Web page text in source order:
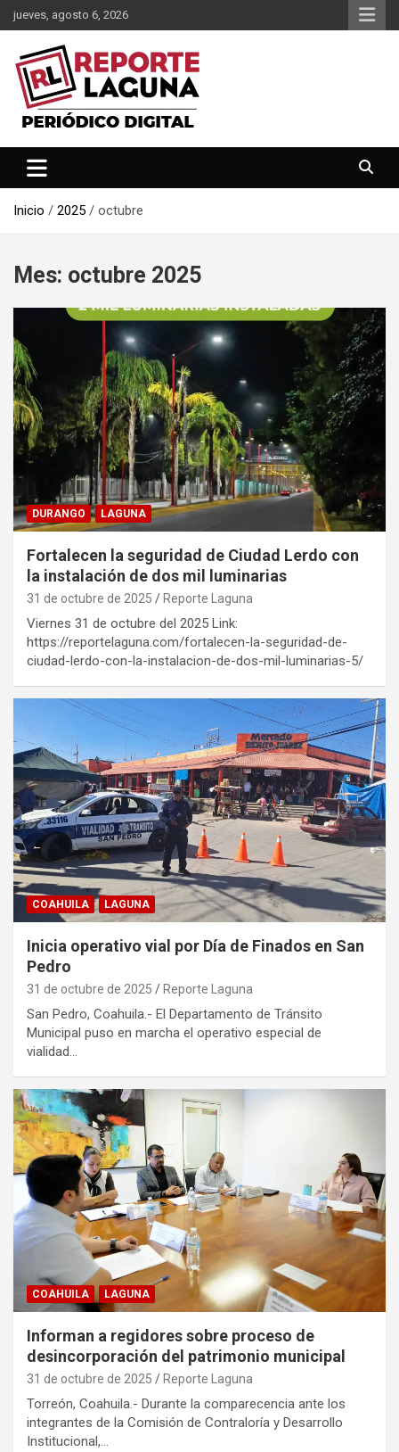
Saltar
al
contenido
jueves, agosto 6, 2026
Reporte Laguna
Inicio 2025 octubre
Mes: octubre 2025
DURANGO LAGUNA
Fortalecen la seguridad de Ciudad Lerdo con
la instalación de dos mil luminarias
31 de octubre de 2025 Reporte Laguna
Viernes 31 de octubre del 2025 Link:
https://reportelaguna.com/fortalecen-la-seguridad-de-
ciudad-lerdo-con-la-instalacion-de-dos-mil-luminarias-5/
COAHUILA LAGUNA
Inicia operativo vial por Día de Finados en San
Pedro
31 de octubre de 2025 Reporte Laguna
San Pedro, Coahuila.- El Departamento de Tránsito
Municipal puso en marcha el operativo especial de
vialidad…
COAHUILA LAGUNA
Informan a regidores sobre proceso de
desincorporación del patrimonio municipal
31 de octubre de 2025 Reporte Laguna
Torreón, Coahuila.- Durante la comparecencia ante los
integrantes de la Comisión de Contraloría y Desarrollo
Institucional,…